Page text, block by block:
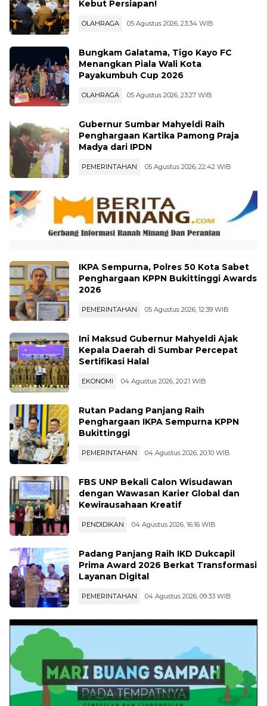
Pacu Kuda Kembali Digelar di
Payakumbuh, Pemko dan Pordasi
Kebut Persiapan!
OLAHRAGA 05 Agustus 2026, 23:34 WIB
Bungkam Galatama, Tigo Kayo FC
Menangkan Piala Wali Kota
Payakumbuh Cup 2026
OLAHRAGA 05 Agustus 2026, 23:27 WIB
Gubernur Sumbar Mahyeldi Raih
Penghargaan Kartika Pamong Praja
IKPA Sempurna, Polres 50 Kota Sabet
Penghargaan KPPN Bukittinggi Awards
PEMERINTAHAN 05 Agustus 2026, 12:39 WIB
Ini Maksud Gubernur Mahyeldi Ajak
Kepala Daerah di Sumbar Percepat
Sertifikasi Halal
EKONOMI 04 Agustus 2026, 20:21 WIB
Rutan Padang Panjang Raih
Penghargaan IKPA Sempurna KPPN
PEMERINTAHAN 04 Agustus 2026, 20:10 WIB
FBS UNP Bekali Calon Wisudawan
dengan Wawasan Karier Global dan
Kewirausahaan Kreatif
PENDIDIKAN 04 Agustus 2026, 16:16 WIB
Padang Panjang Raih IKD Dukcapil
Prima Award 2026 Berkat Transformasi